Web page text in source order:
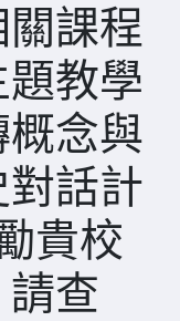
課程
教學
念與
話計
貴校
查